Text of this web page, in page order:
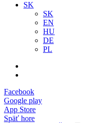
SK
SK
EN
HU
DE
PL
Facebook
Google play
App Store
Späť hore